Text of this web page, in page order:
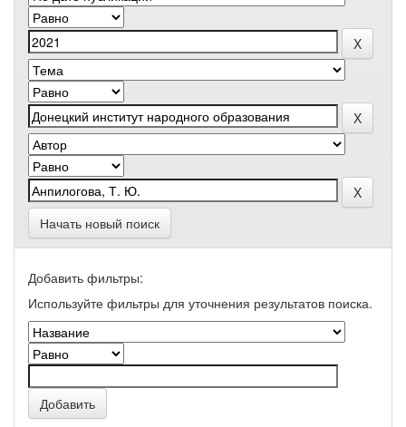
Начать новый поиск
Добавить фильтры:
Используйте фильтры для уточнения результатов поиска.